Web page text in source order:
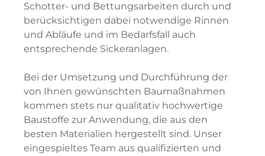
Schotter- und Bettungsarbeiten durch und
berücksichtigen dabei notwendige Rinnen
und Abläufe und im Bedarfsfall auch
entsprechende Sickeranlagen.
Bei der Umsetzung und Durchführung der
von Ihnen gewünschten Baumaßnahmen
kommen stets nur qualitativ hochwertige
Baustoffe zur Anwendung, die aus den
besten Materialien hergestellt sind. Unser
eingespieltes Team aus qualifizierten und